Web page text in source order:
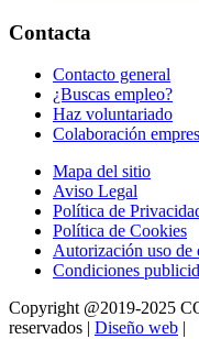
Contacta
Contacto general
¿Buscas empleo?
Haz voluntariado
Colaboración
Mapa del sitio
Aviso Legal
Política de
Política de Cookies
Autorización uso de
Condiciones
Copyright @2019-2025
reservados | Diseño web |